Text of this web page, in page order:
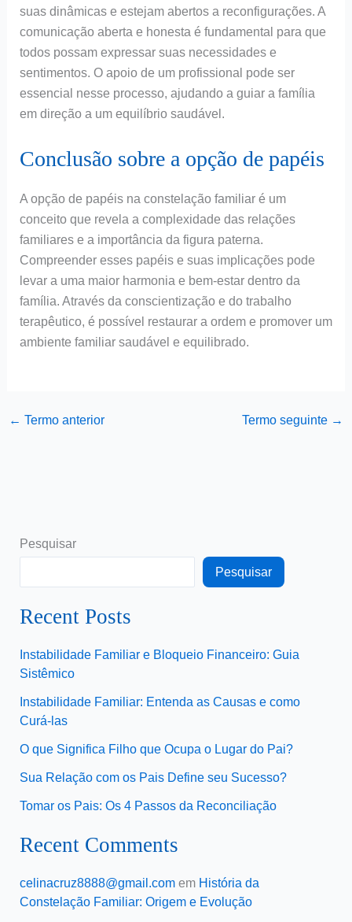
suas dinâmicas e estejam abertos a reconfigurações. A
comunicação aberta e honesta é fundamental para que
todos possam expressar suas necessidades e
sentimentos. O apoio de um profissional pode ser
essencial nesse processo, ajudando a guiar a família
em direção a um equilíbrio saudável.
Conclusão sobre a opção de papéis
A opção de papéis na constelação familiar é um
conceito que revela a complexidade das relações
familiares e a importância da figura paterna.
Compreender esses papéis e suas implicações pode
levar a uma maior harmonia e bem-estar dentro da
família. Através da conscientização e do trabalho
terapêutico, é possível restaurar a ordem e promover um
ambiente familiar saudável e equilibrado.
← Termo anterior Termo seguinte →
Pesquisar
Pesquisar
Recent Posts
Instabilidade Familiar e Bloqueio Financeiro: Guia
Sistêmico
Instabilidade Familiar: Entenda as Causas e como
Curá-las
O que Significa Filho que Ocupa o Lugar do Pai?
Sua Relação com os Pais Define seu Sucesso?
Tomar os Pais: Os 4 Passos da Reconciliação
Recent Comments
celinacruz8888@gmail.comem História da
Constelação Familiar: Origem e Evolução